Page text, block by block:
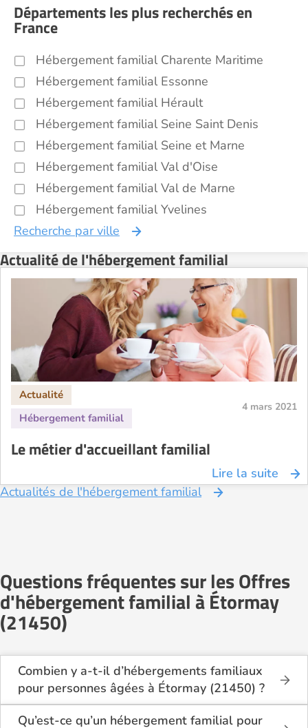
Départements les plus recherchés en
France
Hébergement familial Charente Maritime
Hébergement familial Essonne
Hébergement familial Hérault
Hébergement familial Seine Saint Denis
Hébergement familial Seine et Marne
Hébergement familial Val d'Oise
Hébergement familial Val de Marne
Hébergement familial Yvelines
Recherche par ville
Actualité de l'hébergement familial
4 mars 2021
Le métier d'accueillant familial
Lire la suite
Actualités de l'hébergement familial
Questions fréquentes sur les Offres
d'hébergement familial à Étormay
(21450)
Combien y a-t-il d’hébergements familiaux
pour personnes âgées à Étormay (21450) ?
Sur Logement-seniors.com, on recense actuellement
1 hébergements familiaux pour personnes âgées à
Qu’est-ce qu’un hébergement familial pour